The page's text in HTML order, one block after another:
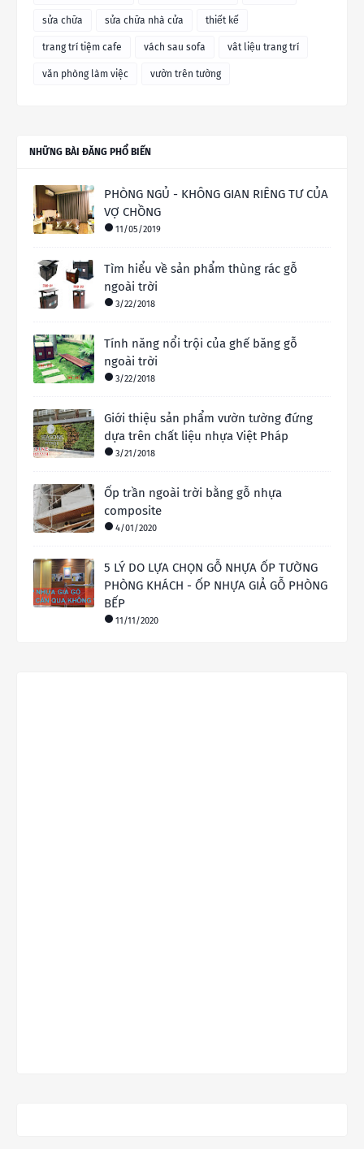
sửa chữa sửa chữa nhà cửa thiết kế
trang trí tiệm cafe vách sau sofa vât liệu trang trí
văn phòng làm việc vườn trên tường
NHỮNG BÀI ĐĂNG PHỔ BIẾN
PHÒNG NGỦ - KHÔNG GIAN RIÊNG TƯ CỦA
VỢ CHỒNG
11/05/2019
Tìm hiểu về sản phẩm thùng rác gỗ
ngoài trời
3/22/2018
Tính năng nổi trội của ghế băng gỗ
ngoài trời
3/22/2018
Giới thiệu sản phẩm vườn tường đứng
dựa trên chất liệu nhựa Việt Pháp
3/21/2018
Ốp trần ngoài trời bằng gỗ nhựa
composite
4/01/2020
5 LÝ DO LỰA CHỌN GỖ NHỰA ỐP TƯỜNG
PHÒNG KHÁCH - ỐP NHỰA GIẢ GỖ PHÒNG
BẾP
11/11/2020